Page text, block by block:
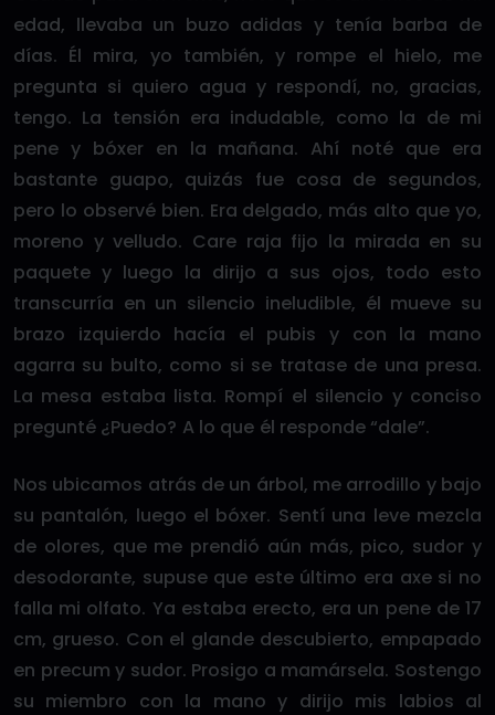
edad, llevaba un buzo adidas y tenía barba de
días. Él mira, yo también, y rompe el hielo, me
pregunta si quiero agua y respondí, no, gracias,
tengo. La tensión era indudable, como la de mi
pene y bóxer en la mañana. Ahí noté que era
bastante guapo, quizás fue cosa de segundos,
pero lo observé bien. Era delgado, más alto que yo,
moreno y velludo. Care raja fijo la mirada en su
paquete y luego la dirijo a sus ojos, todo esto
transcurría en un silencio ineludible, él mueve su
brazo izquierdo hacía el pubis y con la mano
agarra su bulto, como si se tratase de una presa.
La mesa estaba lista. Rompí el silencio y conciso
pregunté ¿Puedo? A lo que él responde “dale”.
Nos ubicamos atrás de un árbol, me arrodillo y bajo
su pantalón, luego el bóxer. Sentí una leve mezcla
de olores, que me prendió aún más, pico, sudor y
desodorante, supuse que este último era axe si no
falla mi olfato. Ya estaba erecto, era un pene de 17
cm, grueso. Con el glande descubierto, empapado
en precum y sudor. Prosigo a mamársela. Sostengo
su miembro con la mano y dirijo mis labios al